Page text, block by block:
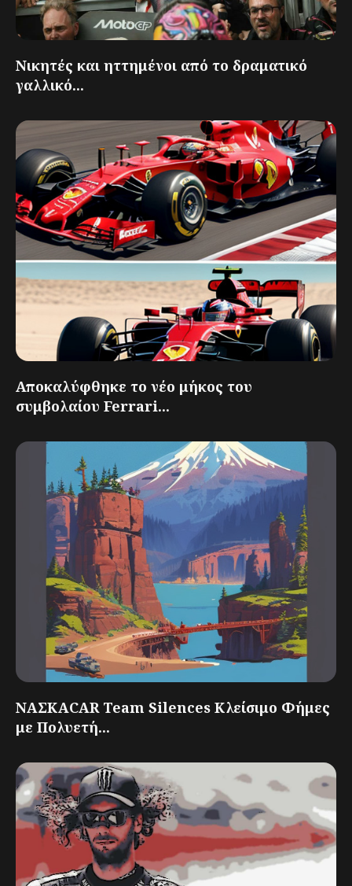
Νικητές και ηττημένοι από το δραματικό
γαλλικό...
Αποκαλύφθηκε το νέο μήκος του
συμβολαίου Ferrari...
ΝΑΣΚΑCAR Team Silences Κλείσιμο Φήμες
με Πολυετή...